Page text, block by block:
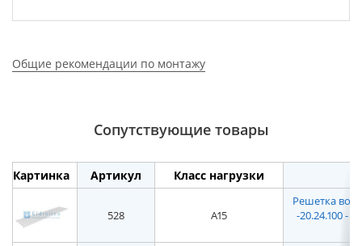
Общие рекомендации по монтажу
Сопутствующие товары
Картинка Артикул Класс нагрузки
528 A15
Решетка
-20.24.100 -